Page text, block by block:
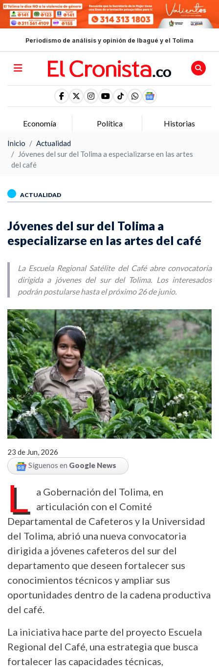
Periodismo de análisis y opinión de Ibagué y el Tolima
Economía Política Historias
Inicio
Actualidad
Jóvenes del sur del Tolima a especializarse en las artes
del café
ACTUALIDAD
Jóvenes del sur del Tolima a
especializarse en las artes del café
La Escuela Regional Satélite del Café abre convocatoria
dirigida a jóvenes del sur del Tolima. Los interesados
podrán postularse hasta el próximo 26 de junio.
23 de Jun, 2026
Síguenos en Google News
L
a Gobernación del Tolima, en
articulación con el Comité
Departamental de Cafeteros y la Universidad
del Tolima, abrió una nueva convocatoria
dirigida a jóvenes cafeteros del sur del
departamento que deseen fortalecer sus
conocimientos técnicos y ampliar sus
oportunidades dentro de la cadena productiva
del café.
La iniciativa hace parte del proyecto Escuela
Regional del Café, una estrategia que busca
fortalecer las capacidades técnicas,